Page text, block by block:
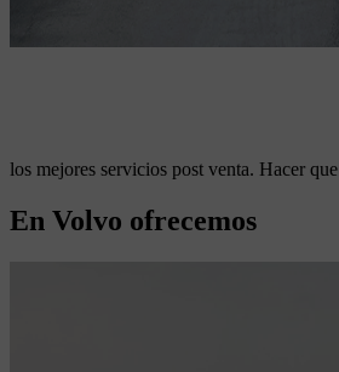
los mejores servicios post venta. Hacer
En Volvo ofrecemos